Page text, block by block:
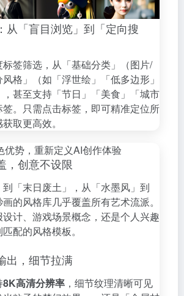
从「盲目浏览」到「定向搜
签筛选，从「基础分类」（图片/
格」（如「浮世绘」「低多边形」
，甚至支持「节日」「美食」「城市
签。只需点击标签，即可精准定位所
取更高效。
优势，重新定义AI创作体验
，创意不设限
「末日废土」，从「水墨风」到
画的风格库几乎覆盖所有艺术流派。
计、游戏场景概念，还是个人兴趣
配的风格模板。
出，细节拉满
8K高清分辨率 ，细节纹理清晰可见